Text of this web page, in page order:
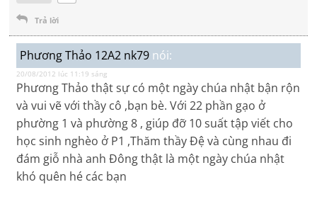
Trả lời
Phương Thảo 12A2 nk79 nói:
20/08/2012 lúc 11:19 sáng
Phương Thảo thật sự có một ngày chúa nhật bận rộn
và vui vẽ với thầy cô ,bạn bè. Với 22 phần gạo ở
phường 1 và phường 8 , giúp đỡ 10 suất tập viết cho
học sinh nghèo ở P1 ,Thăm thầy Đệ và cùng nhau đi
đám giỗ nhà anh Đông thật là một ngày chúa nhật
khó quên hé các bạn